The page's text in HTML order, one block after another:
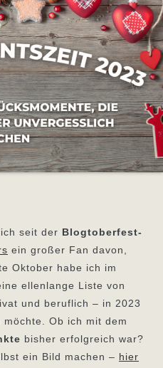
seit der Blogtoberfest-
ein großer Fan davon,
Oktober habe ich im
ellenlange Liste von
und beruflich – in 2023
Ob ich mit dem
bisher erfolgreich war?
ein Bild machen – hier